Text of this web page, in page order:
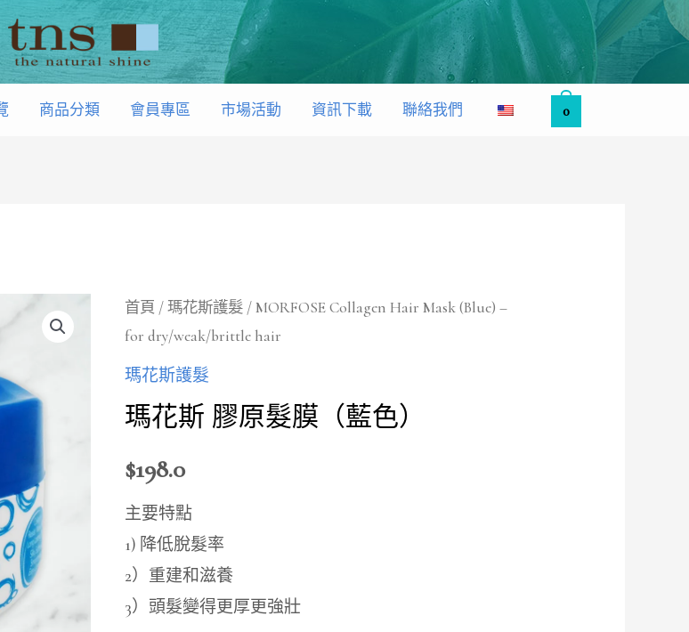
商品分類 會員專區 市場活動 資訊下載 聯絡我們 0
首頁/瑪花斯護髮/ MORFOSE Collagen Hair Mask (Blue) –
for dry/weak/brittle hair
瑪花斯護髮
瑪花斯 膠原髮膜（藍色）
$198.0
主要特點
1) 降低脫髮率
2）重建和滋養
3）頭髮變得更厚更強壯
MORFOSE
Collagen
Hair
Mask
(Blue)
–
dry/weak/brittle
hair
數
量